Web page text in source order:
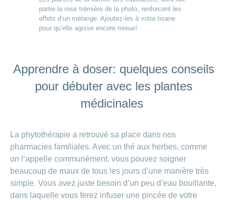
partie la rose trémière de la photo, renforcent les
effets d’un mélange. Ajoutez-les à votre tisane
pour qu’elle agisse encore mieux!
Apprendre à doser: quelques conseils
pour débuter avec les plantes
médicinales
La phytothérapie a retrouvé sa place dans nos
pharmacies familiales. Avec un thé aux herbes, comme
on l’appelle communément, vous pouvez soigner
beaucoup de maux de tous les jours d’une manière très
simple. Vous avez juste besoin d’un peu d’eau bouillante,
dans laquelle vous ferez infuser une pincée de votre